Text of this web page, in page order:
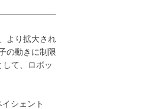
より拡大され
の動きに制限
て、ロボッ
シェント